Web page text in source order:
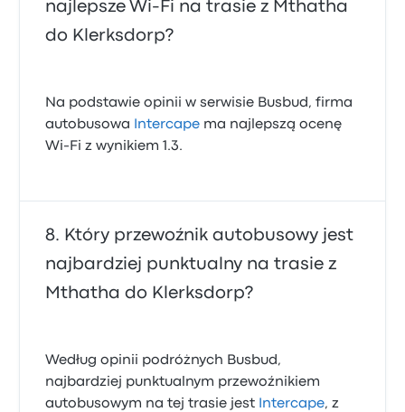
najlepsze Wi‑Fi na trasie z Mthatha
do Klerksdorp?
Na podstawie opinii w serwisie Busbud, firma
autobusowa
Intercape ma najlepszą ocenę
Wi-Fi z wynikiem 1.3.
Który przewoźnik autobusowy jest
najbardziej punktualny na trasie z
Mthatha do Klerksdorp?
Według opinii podróżnych Busbud,
najbardziej punktualnym przewoźnikiem
autobusowym na tej trasie jest
Intercape, z